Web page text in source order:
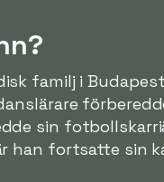
familj i
sin
fortsatte sin